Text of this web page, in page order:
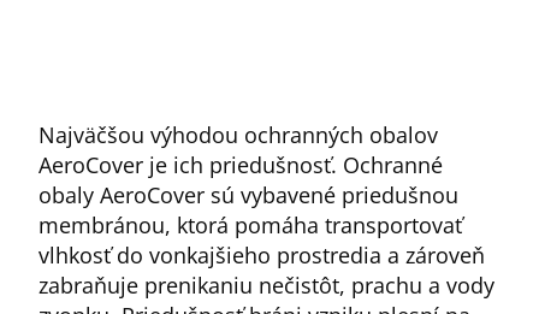
Najväčšou výhodou ochranných obalov
AeroCover je ich priedušnosť. Ochranné
obaly AeroCover sú vybavené priedušnou
membránou, ktorá pomáha transportovať
vlhkosť do vonkajšieho prostredia a zároveň
zabraňuje prenikaniu nečistôt, prachu a vody